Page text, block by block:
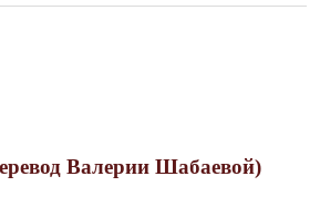
Валерии Шабаевой)